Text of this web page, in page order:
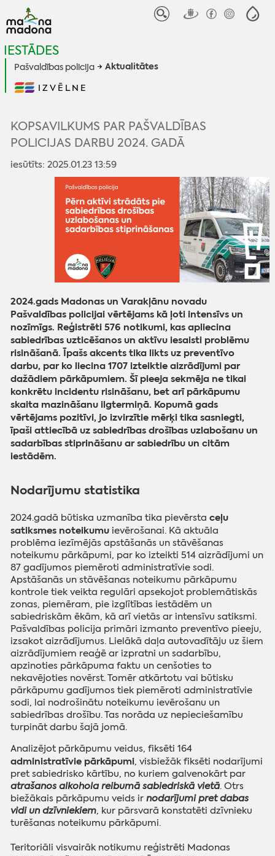
IESTĀDES
Pašvaldības policija Aktualitātes
IZVĒLNE
KOPSAVILKUMS PAR PAŠVALDĪBAS
POLICIJAS DARBU 2024. GADĀ
iesūtīts: 2025.01.23 13:59
2024.gads Madonas un Varakļānu novadu
Pašvaldības policijai vērtējams kā ļoti intensīvs un
nozīmīgs. Reģistrēti 576 notikumi, kas apliecina
sabiedrības uzticēšanos un aktīvu iesaisti problēmu
risināšanā. Īpašs akcents tika likts uz preventīvo
darbu, par ko liecina 1707 izteiktie aizrādījumi par
dažādiem pārkāpumiem. Šī pieeja sekmēja ne tikai
konkrētu incidentu risināšanu, bet arī pārkāpumu
skaita mazināšanu ilgtermiņā. Kopumā gads
vērtējams pozitīvi, jo izvirzītie mērķi tika sasniegti,
īpaši attiecībā uz sabiedrības drošības uzlabošanu un
sadarbības stiprināšanu ar sabiedrību un citām
iestādēm.
Nodarījumu statistika
2024.gadā būtiska uzmanība tika pievērstaceļu
satiksmes noteikumu ievērošanai. Kā aktuāla
problēma iezīmējās apstāšanās un stāvēšanas
noteikumu pārkāpumi, par ko izteikti 514 aizrādījumi un
87 gadījumos piemēroti administratīvie sodi.
Apstāšanās un stāvēšanas noteikumu pārkāpumu
kontrole tiek veikta regulāri apsekojot problemātiskās
zonas, piemēram, pie izglītības iestādēm un
sabiedriskām ēkām, kā arī vietās ar intensīvu satiksmi.
Pašvaldības policija primāri izmanto preventīvo pieeju,
izsakot aizrādījumus. Lielākā daļa autovadītāju uz šiem
aizrādījumiem reaģē ar izpratni un sadarbību,
apzinoties pārkāpuma faktu un cenšoties to
nekavējoties novērst. Tomēr atkārtotu vai būtisku
pārkāpumu gadījumos tiek piemēroti administratīvie
sodi, lai nodrošinātu noteikumu ievērošanu un
sabiedrības drošību. Tas norāda uz nepieciešamību
turpināt darbu šajā jomā.
Analizējot pārkāpumu veidus, fiksēti 164
administratīvie pārkāpumi, visbiežāk fiksēti nodarījumi
pret sabiedrisko kārtību, no kuriem galvenokārt par
atrašanos alkohola reibumā sabiedriskā vietā. Otrs
biežākais pārkāpumu veids irnodarījumi pret dabas
vidi un dzīvniekiem, kur pārsvarā konstatēti dzīvnieku
turēšanas noteikumu pārkāpumi.
Teritoriāli visvairāk notikumu reģistrēti Madonas